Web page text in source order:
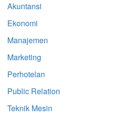
Akuntansi
Ekonomi
Manajemen
Marketing
Perhotelan
Public Relation
Teknik Mesin